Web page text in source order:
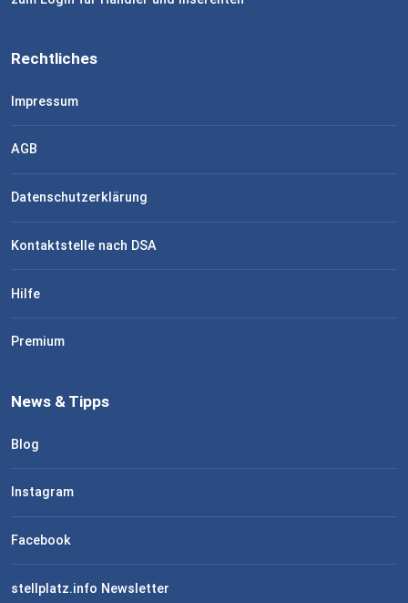
Rechtliches
Impressum
AGB
Datenschutzerklärung
Kontaktstelle nach DSA
Hilfe
Premium
News & Tipps
Blog
Instagram
Facebook
stellplatz.info Newsletter